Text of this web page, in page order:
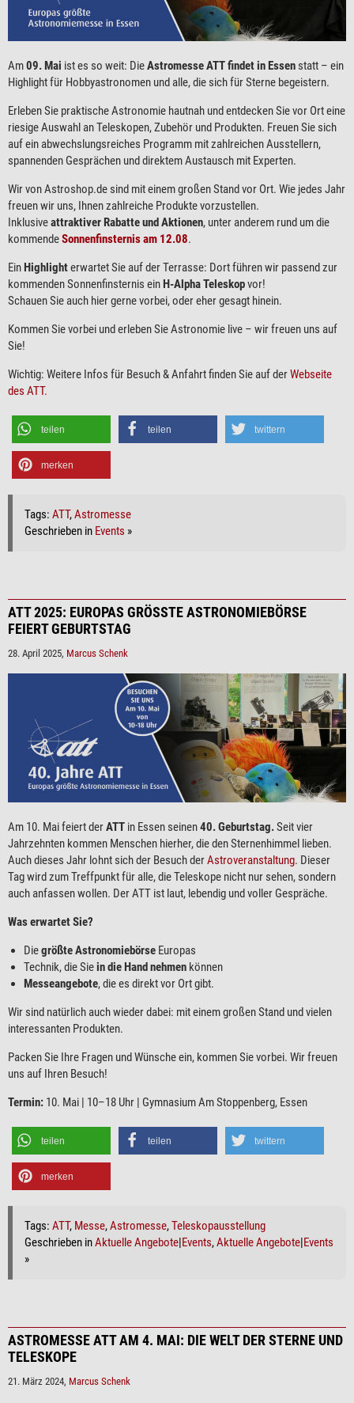
Am09. Mai ist es so weit: DieAstromesse ATT findet in Essen statt – ein
Highlight für Hobbyastronomen und alle, die sich für Sterne begeistern.
Erleben Sie praktische Astronomie hautnah und entdecken Sie vor Ort eine
riesige Auswahl an Teleskopen, Zubehör und Produkten. Freuen Sie sich
auf ein abwechslungsreiches Programm mit zahlreichen Ausstellern,
spannenden Gesprächen und direktem Austausch mit Experten.
Wir von Astroshop.de sind mit einem großen Stand vor Ort. Wie jedes Jahr
freuen wir uns, Ihnen zahlreiche Produkte vorzustellen.
Inklusiveattraktiver Rabatte und Aktionen, unter anderem rund um die
kommendeSonnenfinsternis am 12.08.
EinHighlighterwartet Sie auf der Terrasse: Dort führen wir passend zur
kommenden Sonnenfinsternis einH-Alpha Teleskopvor!
Schauen Sie auch hier gerne vorbei, oder eher gesagt hinein.
Kommen Sie vorbei und erleben Sie Astronomie live – wir freuen uns auf
Sie!
Wichtig: Weitere Infos für Besuch & Anfahrt finden Sie auf derWebseite
des ATT.
teilen teilen twittern
merken
Tags: ATT,Astromesse
Geschrieben in Events »
ATT 2025: EUROPAS GRÖSSTE ASTRONOMIEBÖRSE F
EIERT GEBURTSTAG
28. April 2025, Marcus Schenk
Am 10. Mai feiert derATT in Essen seinen40. Geburtstag.Seit vier
Jahrzehnten kommen Menschen hierher, die den Sternenhimmel lieben.
Auch dieses Jahr lohnt sich der Besuch derAstroveranstaltung. Dieser
Tag wird zum Treffpunkt für alle, die Teleskope nicht nur sehen, sondern
auch anfassen wollen. Der ATT ist laut, lebendig und voller Gespräche.
Was erwartet Sie?
Diegrößte AstronomiebörseEuropas
Technik, die Siein die Hand nehmenkönnen
Messeangebote, die es direkt vor Ort gibt.
Wir sind natürlich auch wieder dabei: mit einem großen Stand und vielen
interessanten Produkten.
Packen Sie Ihre Fragen und Wünsche ein, kommen Sie vorbei. Wir freuen
uns auf Ihren Besuch!
Termin: 10. Mai | 10–18 Uhr | Gymnasium Am Stoppenberg, Essen
teilen teilen twittern
merken
Tags: ATT, Messe,Astromesse,Teleskopausstellung
Geschrieben inAktuelle Angebote|Events,Aktuelle Angebote|Events
»
ASTROMESSE ATT AM 4. MAI: DIE WELT DER STERNE UND
TELESKOPE
21. März 2024, Marcus Schenk